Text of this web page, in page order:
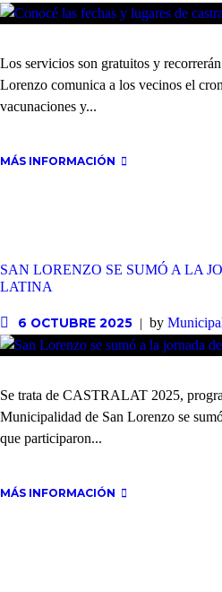
Los servicios son gratuitos y
Lorenzo comunica a los vecinos el
vacunaciones y...
MÁS INFORMACIÓN
SAN LORENZO SE SUMÓ A LA
LATINA
6 OCTUBRE 2025 by
Se trata de CASTRALAT 2025,
Municipalidad de San Lorenzo se
que participaron...
MÁS INFORMACIÓN